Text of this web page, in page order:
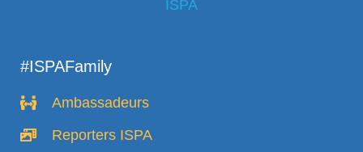
#ISPAFamily
Ambassadeurs
Reporters ISPA